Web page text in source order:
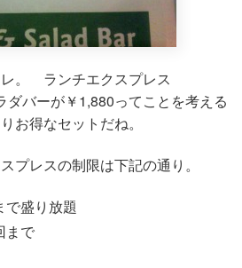
。 ランチエクスプレス
バーが￥1,880ってことを考える
お得なセットだね。
プレスの制限は下記の通り。
で盛り放題
まで